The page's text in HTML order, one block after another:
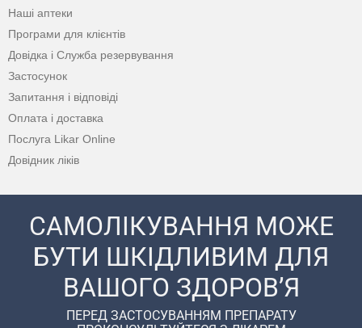
Наші аптеки
Програми для клієнтів
Довідка і Служба резервування
Застосунок
Запитання і відповіді
Оплата і доставка
Послуга Likar Online
Довідник ліків
САМОЛІКУВАННЯ МОЖЕ
БУТИ ШКІДЛИВИМ ДЛЯ
ВАШОГО ЗДОРОВ’Я
ПЕРЕД ЗАСТОСУВАННЯМ ПРЕПАРАТУ